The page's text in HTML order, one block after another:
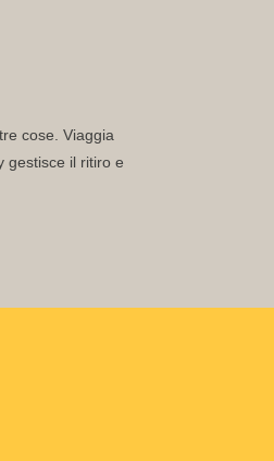
cose. Viaggia
gestisce il ritiro e